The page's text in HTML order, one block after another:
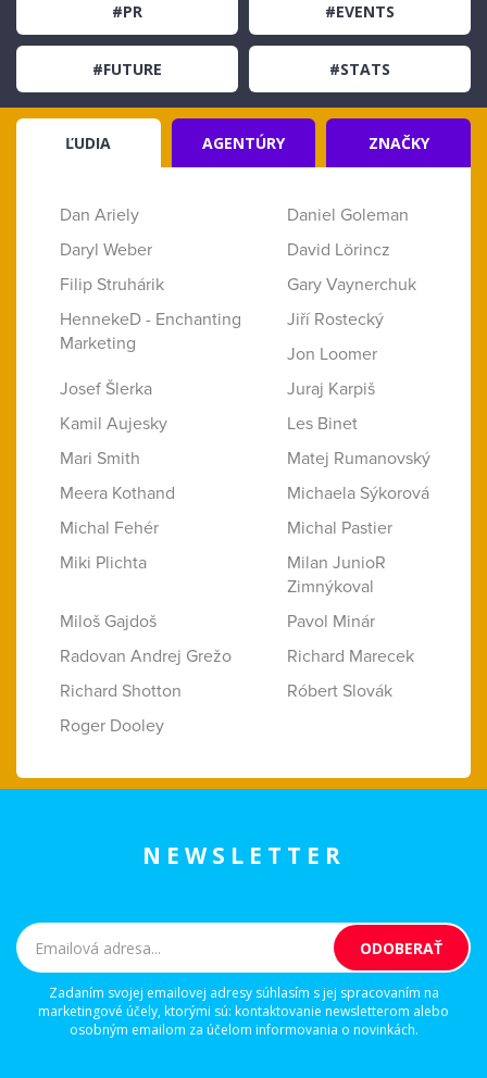
#PR #EVENTS
#FUTURE #STATS
ĽUDIA AGENTÚRY ZNAČKY
Dan Ariely
Daniel Goleman
Daryl Weber
David Lörincz
Filip Struhárik
Gary Vaynerchuk
HennekeD - Enchanting
Marketing
Jiří Rostecký
Jon Loomer
Josef Šlerka
Juraj Karpiš
Kamil Aujesky
Les Binet
Mari Smith
Matej Rumanovský
Meera Kothand
Michaela Sýkorová
Michal Fehér
Michal Pastier
Miki Plichta
Milan JunioR
Zimnýkoval
Miloš Gajdoš
Pavol Minár
Radovan Andrej Grežo
Richard Marecek
Richard Shotton
Róbert Slovák
Roger Dooley
NEWSLETTER
Zadaním svojej emailovej adresy súhlasím s jej spracovaním na
marketingové účely, ktorými sú: kontaktovanie newsletterom alebo
osobným emailom za účelom informovania o novinkách.